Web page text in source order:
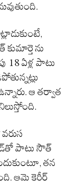
ను
18 ఏళ్ల పాటు
ఆ తర్వాత
పాటు సౌత్
తన
ఆమె కెరీర్